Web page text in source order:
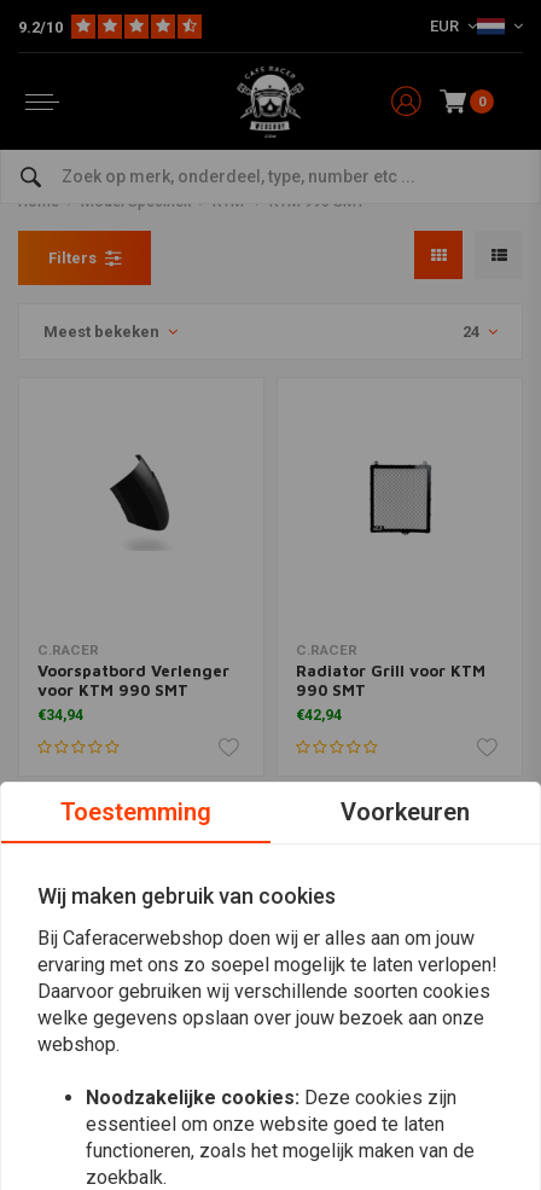
9.2/10 EUR
0
KTM 990 SMT Onderdelen en
accessoires
Home Model Specifiek KTM KTM 990 SMT
Filters
Meest bekeken 24
C.RACER
Voorspatbord Verlenger
voor KTM 990 SMT
€34,94
C.RACER
Radiator Grill voor KTM
990 SMT
€42,94
990 SMT
€104,94
Toestemming Voorkeuren
Wij maken gebruik van cookies
Bij Caferacerwebshop doen wij er alles aan om jouw
ervaring met ons zo soepel mogelijk te laten verlopen!
Daarvoor gebruiken wij verschillende soorten cookies
welke gegevens opslaan over jouw bezoek aan onze
webshop.
Noodzakelijke cookies: Deze cookies zijn
essentieel om onze website goed te laten
functioneren, zoals het mogelijk maken van de
zoekbalk.